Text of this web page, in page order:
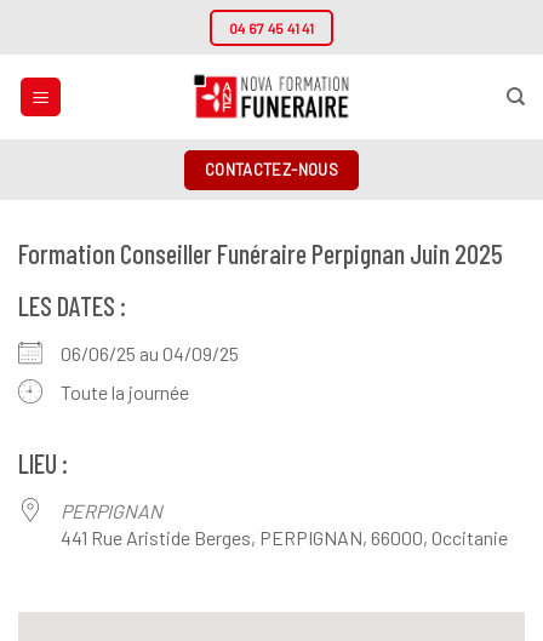
contenu
04 67 45 41 41
CONTACTEZ-NOUS
Formation Conseiller Funéraire Perpignan Juin 2025
LES DATES :
06/06/25 au 04/09/25
Toute la journée
LIEU :
PERPIGNAN
441 Rue Aristide Berges, PERPIGNAN, 66000, Occitanie